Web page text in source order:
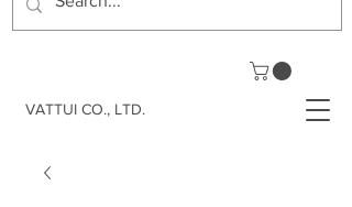
VATTUI CO., LTD.